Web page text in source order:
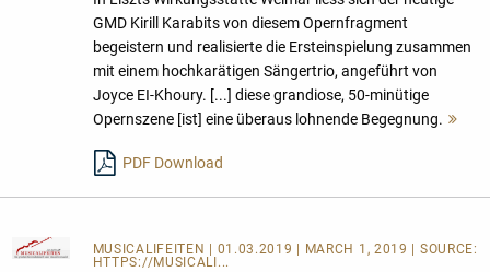
GMD Kirill Karabits von diesem Opernfragment
begeistern und realisierte die Ersteinspielung zusammen
mit einem hochkarätigen Sängertrio, angeführt von
Joyce EI-Khoury. [...] diese grandiose, 50-minütige
Opernszene [ist] eine überaus lohnende Begegnung.
PDF Download
MUSICALIFEITEN
| 01.03.2019 | MARCH 1, 2019 | SOURCE:
HTTPS://MUSICALI...